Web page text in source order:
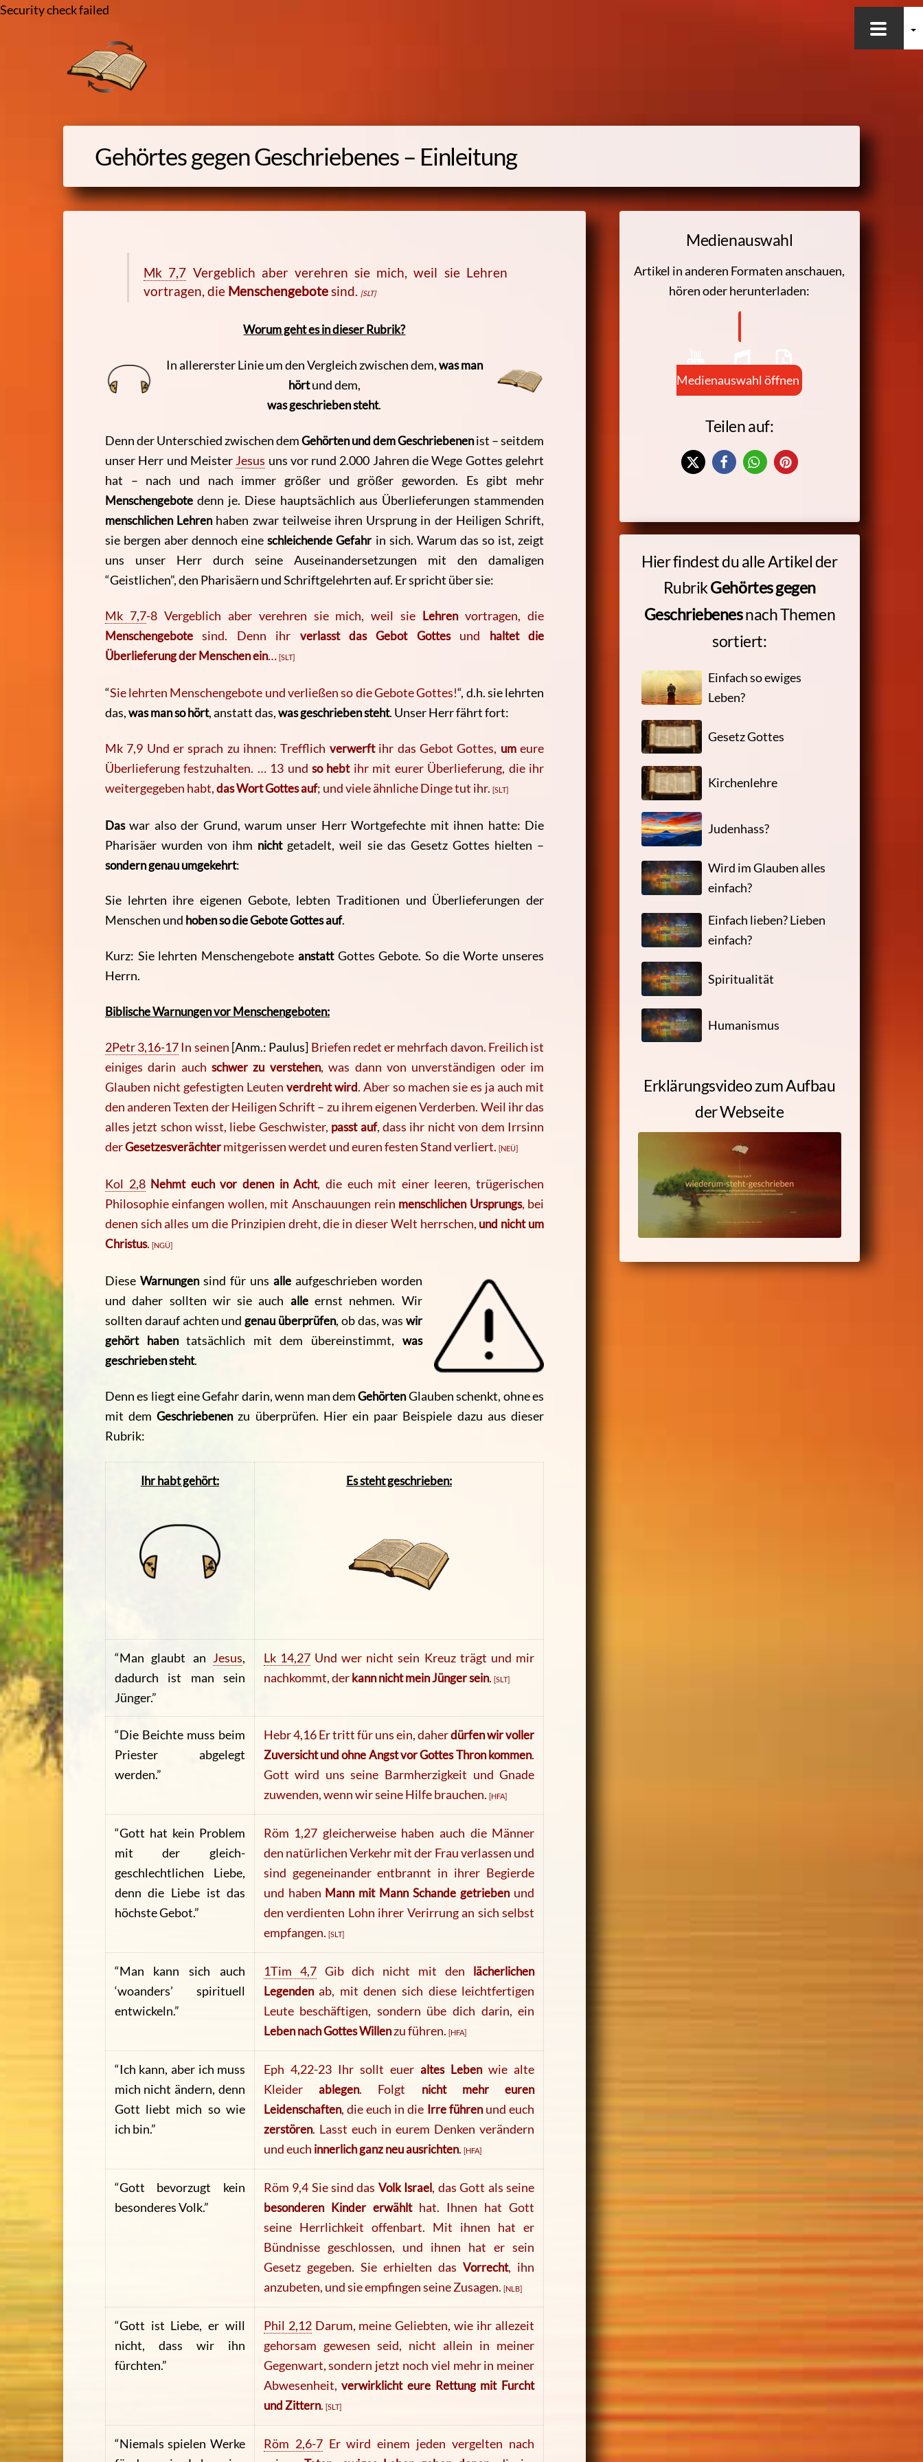
Security check failed
Gehörtes gegen Geschriebenes – Einleitung
Mk 7,7 Vergeblich aber verehren sie mich, weil sie Lehren
vortragen, die Menschengebotesind. [SLT]
Worum geht es in dieser Rubrik?
In allererster Linie um den Vergleich zwischen dem,was man
hörtund dem,
was geschrieben steht.
Denn der Unterschied zwischen demGehörten und dem Geschriebenenist – seitdem
unser Herr und Meister Jesus uns vor rund 2.000 Jahren die Wege Gottes gelehrt
hat – nach und nach immer größer und größer geworden. Es gibt mehr
Menschengebotedenn je. Diese hauptsächlich aus Überlieferungen stammenden
menschlichen Lehrenhaben zwar teilweise ihren Ursprung in der Heiligen Schrift,
sie bergen aber dennoch eineschleichende Gefahrin sich. Warum das so ist, zeigt
uns unser Herr durch seine Auseinandersetzungen mit den damaligen
“Geistlichen”, den Pharisäern und Schriftgelehrten auf. Er spricht über sie:
Mk 7,7-8 Vergeblich aber verehren sie mich, weil sie Lehrenvortragen, die
Menschengebotesind. Denn ihr verlasst das Gebot Gottes und haltet die
Überlieferung der Menschen ein… [SLT]
“Sie lehrten Menschengebote und verließen so die Gebote Gottes!“, d.h. sie lehrten
das,was man so hört, anstatt das,was geschrieben steht. Unser Herr fährt fort:
Mk 7,9 Und er sprach zu ihnen: Trefflich verwerft ihr das Gebot Gottes, umeure
Überlieferung festzuhalten. … 13 undso hebt ihr mit eurer Überlieferung, die ihr
weitergegeben habt,das Wort Gottes auf; und viele ähnliche Dinge tut ihr. [SLT]
Daswar also der Grund, warum unser Herr Wortgefechte mit ihnen hatte: Die
Pharisäer wurden von ihm nicht getadelt, weil sie das Gesetz Gottes hielten –
sondern genau umgekehrt:
Sie lehrten ihre eigenen Gebote, lebten Traditionen und Überlieferungen der
Menschen und hoben so die Gebote Gottes auf.
Kurz: Sie lehrten Menschengebote anstatt Gottes Gebote. So die Worte unseres
Herrn.
Biblische Warnungen vor Menschengeboten:
2Petr 3,16-17In seinen [Anm.: Paulus] Briefen redet er mehrfach davon. Freilich ist
einiges darin auchschwer zu verstehen, was dann von unverständigen oder im
Glauben nicht gefestigten Leutenverdreht wird. Aber so machen sie es ja auch mit
den anderen Texten der Heiligen Schrift – zu ihrem eigenen Verderben. Weil ihr das
alles jetzt schon wisst, liebe Geschwister, passt auf, dass ihr nicht von dem Irrsinn
derGesetzesverächtermitgerissen werdet und euren festen Stand verliert. [NEÜ]
Kol 2,8 Nehmt euch vor denen in Acht, die euch mit einer leeren, trügerischen
Philosophie einfangen wollen, mit Anschauungen rein menschlichen Ursprungs, bei
denen sich alles um die Prinzipien dreht, die in dieser Welt herrschen, und nicht um
Christus. [NGÜ]
Diese Warnungen sind für uns alle aufgeschrieben worden
und daher sollten wir sie auch alleernst nehmen. Wir
sollten darauf achten und genau überprüfen, ob das, was wir
gehört habentatsächlich mit dem übereinstimmt, was
geschrieben steht.
Denn es liegt eine Gefahr darin, wenn man demGehörtenGlauben schenkt, ohne es
mit demGeschriebenenzu überprüfen. Hier ein paar Beispiele dazu aus dieser
Rubrik:
Ihr habt gehört: Es steht geschrieben:
“Man glaubt an Jesus,
dadurch ist man sein
Jünger.”
Lk 14,27 Und wer nicht sein Kreuz trägt und mir
nachkommt, derkann nicht mein Jünger sein. [SLT]
“Die Beichte muss beim
Priester abgelegt
werden.”
Hebr 4,16 Er tritt für uns ein, daherdürfen wir voller
Zuversicht und ohne Angst vor Gottes Thron kommen.
Gott wird uns seine Barmherzigkeit und Gnade
zuwenden, wenn wir seine Hilfe brauchen. [HFA]
“Gott hat kein Problem
mit der gleich-
geschlechtlichen Liebe,
denn die Liebe ist das
höchste Gebot.”
Röm 1,27 gleicherweise haben auch die Männer
den natürlichen Verkehr mit der Frau verlassen und
sind gegeneinander entbrannt in ihrer Begierde
und haben Mann mit Mann Schande getrieben und
den verdienten Lohn ihrer Verirrung an sich selbst
empfangen. [SLT]
“Man kann sich auch
‘woanders’ spirituell
entwickeln.”
1Tim 4,7 Gib dich nicht mit den lächerlichen
Legendenab, mit denen sich diese leichtfertigen
Leute beschäftigen, sondern übe dich darin, ein
Leben nach Gottes Willenzu führen. [HFA]
“Ich kann, aber ich muss
mich nicht ändern, denn
Gott liebt mich so wie
ich bin.”
Eph 4,22-23 Ihr sollt euer altes Lebenwie alte
Kleider ablegen. Folgt nicht mehr euren
Leidenschaften, die euch in die Irre führenund euch
zerstören. Lasst euch in eurem Denken verändern
und euch innerlich ganz neu ausrichten. [HFA]
“Gott bevorzugt kein
besonderes Volk.”
Röm 9,4 Sie sind das Volk Israel, das Gott als seine
besonderen Kinder erwählt hat. Ihnen hat Gott
seine Herrlichkeit offenbart. Mit ihnen hat er
Bündnisse geschlossen, und ihnen hat er sein
Gesetz gegeben. Sie erhielten dasVorrecht, ihn
anzubeten, und sie empfingen seine Zusagen. [NLB]
“Gott ist Liebe, er will
nicht, dass wir ihn
fürchten.”
Phil 2,12 Darum, meine Geliebten, wie ihr allezeit
gehorsam gewesen seid, nicht allein in meiner
Gegenwart, sondern jetzt noch viel mehr in meiner
Abwesenheit,verwirklicht eure Rettung mit Furcht
und Zittern. [SLT]
“Niemals spielen Werke
Röm 2,6-7 Er wird einem jeden vergelten nach
Medienauswahl
Artikel in anderen Formaten anschauen,
hören oder herunterladen:
Medienauswahl öffnen
Teilen auf:
Hier findest du alle Artikel der
RubrikGehörtes gegen
Geschriebenesnach Themen
sortiert:
Einfach so ewiges
Leben?
Gesetz Gottes
Kirchenlehre
Judenhass?
Wird im Glauben alles
einfach?
Einfach lieben? Lieben
einfach?
Spiritualität
Humanismus
Erklärungsvideo zum Aufbau
der Webseite